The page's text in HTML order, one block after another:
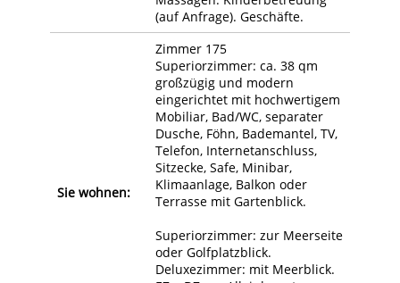
(auf Anfrage). Geschäfte.
Sie wohnen:
Zimmer 175
Superiorzimmer: ca. 38 qm
großzügig und modern
eingerichtet mit hochwertigem
Mobiliar, Bad/WC, separater
Dusche, Föhn, Bademantel, TV,
Telefon, Internetanschluss,
Sitzecke, Safe, Minibar,
Klimaanlage, Balkon oder
Terrasse mit Gartenblick.
Superiorzimmer: zur Meerseite
oder Golfplatzblick.
Deluxezimmer: mit Meerblick.